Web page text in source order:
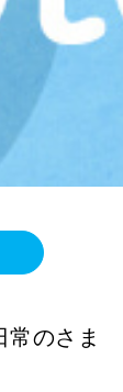
常のさま